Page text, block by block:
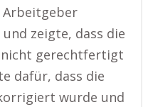
zeigte, dass die
gerechtfertigt
dafür, dass die
wurde und